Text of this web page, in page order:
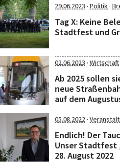
29.06.2023 · Politik·
Tag X: Keine
Stadtfest und
02.06.2023 · Wirtschaft
Ab 2025 sollen
neue
auf dem
05.08.2022·
Endlich! Der
Unser Stadtfest
28. August 2022